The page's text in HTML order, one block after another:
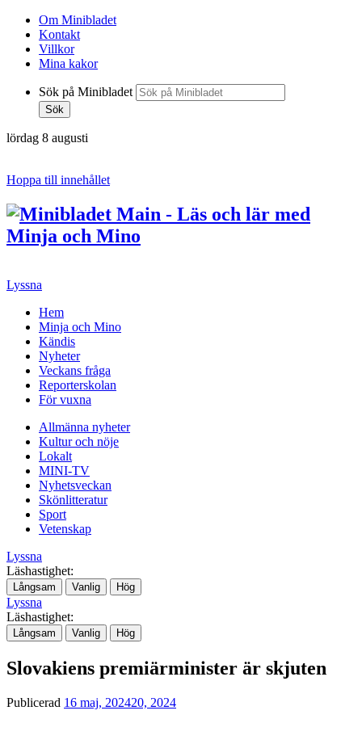
Om Minibladet
Kontakt
Villkor
Mina kakor
Sök på Minibladet
Sök
lördag 8 augusti
Hoppa till innehållet
Lyssna
Hem
Minja och Mino
Kändis
Nyheter
Veckans fråga
Reporterskolan
För vuxna
Allmänna nyheter
Kultur och nöje
Lokalt
MINI-TV
Nyhetsveckan
Skönlitteratur
Sport
Vetenskap
Lyssna
Läshastighet:
Långsam Vanlig Hög
Lyssna
Läshastighet:
Långsam Vanlig Hög
Slovakiens premiärminister är skjuten
Publicerad 16 maj, 202420, 2024